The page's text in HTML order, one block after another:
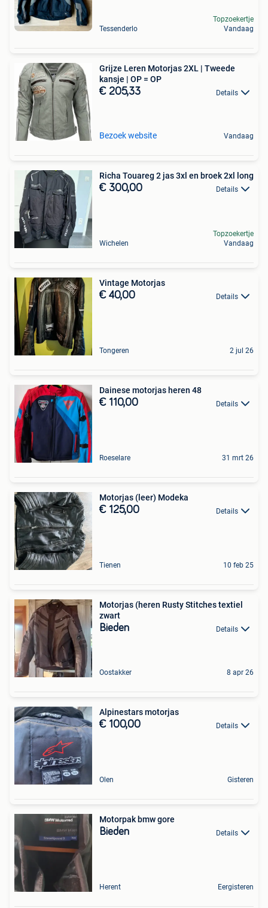
Tessenderlo
Topzoekertje
Vandaag
Grijze Leren Motorjas 2XL | Tweede
kansje | OP = OP
€ 205,33 Details
Bezoek website Vandaag
Richa Touareg 2 jas 3xl en broek 2xl long
€ 300,00 Details
Wichelen
Topzoekertje
Vandaag
Vintage Motorjas
€ 40,00 Details
Tongeren 2 jul 26
Dainese motorjas heren 48
€ 110,00 Details
Roeselare 31 mrt 26
Motorjas (leer) Modeka
€ 125,00 Details
Tienen 10 feb 25
Motorjas (heren Rusty Stitches textiel
zwart
Bieden Details
Oostakker 8 apr 26
Alpinestars motorjas
€ 100,00 Details
Olen Gisteren
Motorpak bmw gore
Bieden Details
Herent Eergisteren